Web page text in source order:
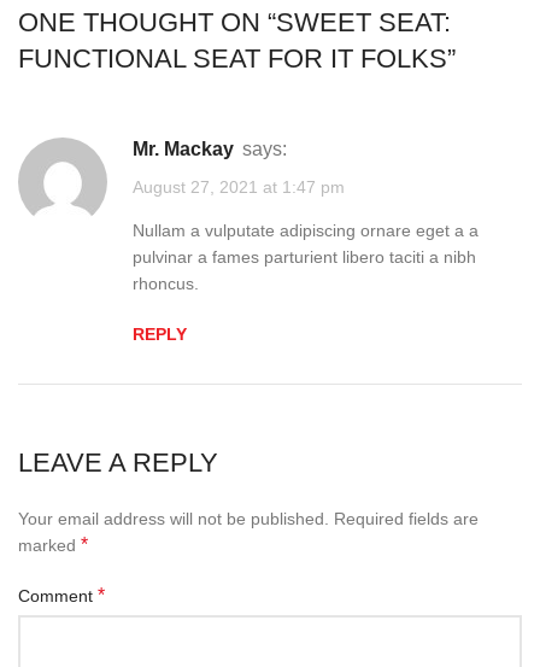
ONE THOUGHT ON “SWEET SEAT:
FUNCTIONAL SEAT FOR IT FOLKS”
Mr. Mackay says:
August 27, 2021 at 1:47 pm
Nullam a vulputate adipiscing ornare eget a a
pulvinar a fames parturient libero taciti a nibh
rhoncus.
REPLY
LEAVE A REPLY
Your email address will not be published. Required fields are
marked *
Comment *